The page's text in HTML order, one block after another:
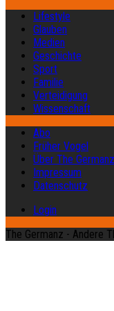
Lifestyle
Glauben
Medien
Geschichte
Sport
Familie
Verteidigung
Wissenschaft
Abo
Früher Vogel
Über The Germanz
Impressum
Datenschutz
Login
The Germanz - Andere